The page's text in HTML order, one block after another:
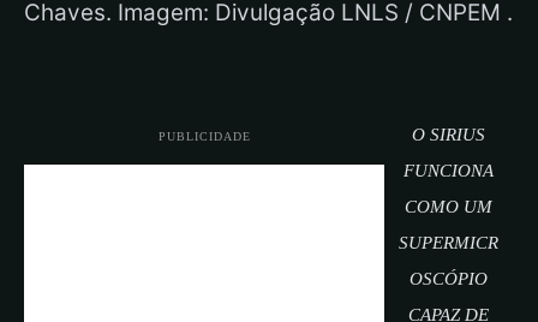
Chaves. Imagem: Divulgação LNLS / CNPEM .
PUBLICIDADE
O SIRIUS
FUNCIONA
COMO UM
SUPERMICR
OSCÓPIO
CAPAZ DE